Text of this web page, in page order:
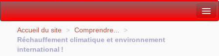
Vie politique
Lutter, Unir...
Accueil du site > Comprendre...
>
Réchauffement climatique et environnement
international !